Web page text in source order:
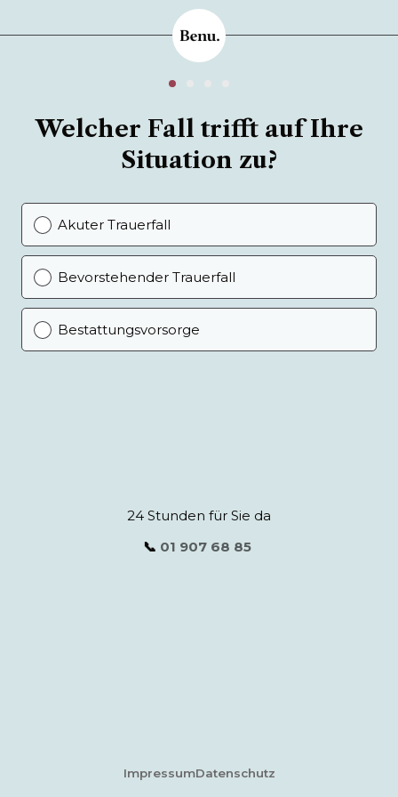
Welcher Fall trifft auf Ihre
Situation zu?
Akuter Trauerfall
Bevorstehender Trauerfall
Bestattungsvorsorge
24 Stunden für Sie da
📞 01 907 68 85
ImpressumDatenschutz